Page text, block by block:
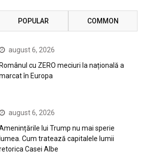
POPULAR COMMON
august 6, 2026
Românul cu ZERO meciuri la națională a
în Europa
august 6, 2026
lui Trump nu mai sperie
Cum tratează capitalele lumii
Casei Albe